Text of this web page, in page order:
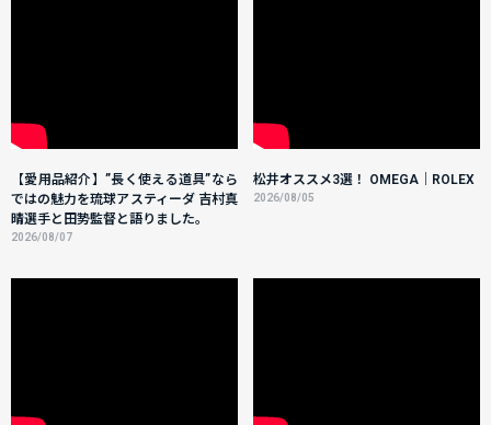
【愛用品紹介】”長く使える道具”なら
ではの魅力を琉球アスティーダ 吉村真
晴選手と田㔟監督と語りました。
2026/08/07
松井オススメ3選！ OMEGA｜ROLEX
2026/08/05